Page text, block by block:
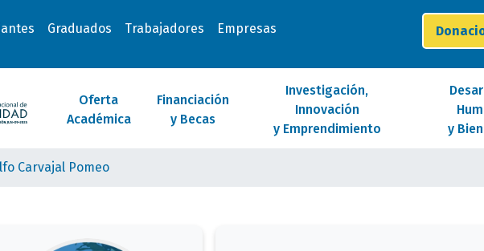
Graduados Trabajadores Empresas
Oferta
Académica
Financiación
y Becas
Investigación,
Innovación
y Emprendimiento
y
Carvajal Pomeo